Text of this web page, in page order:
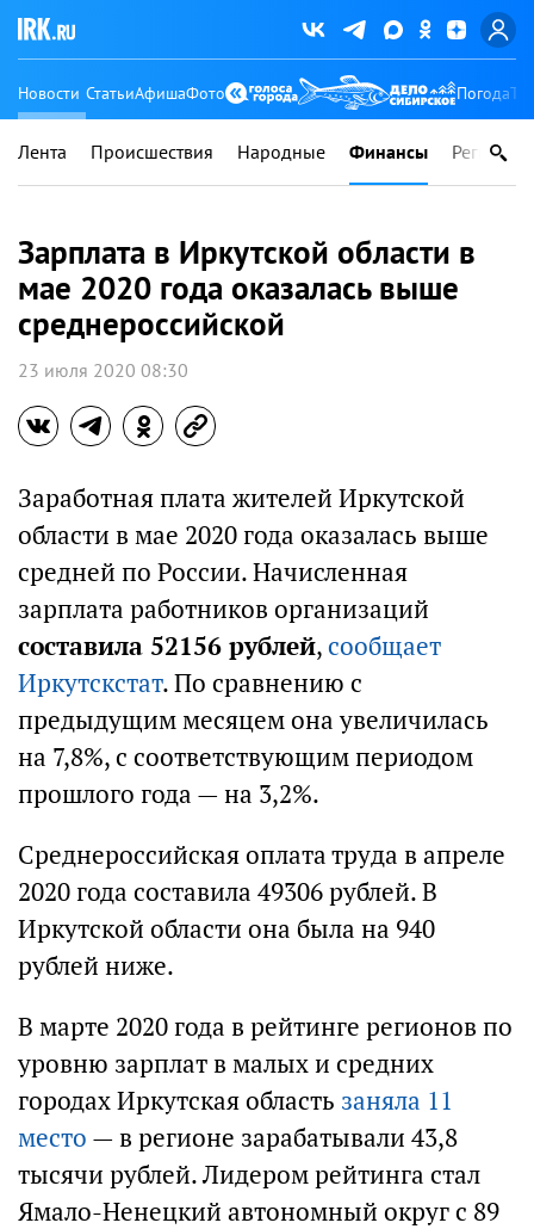
Новости СтатьиАфишаФото Погода
Лента Происшествия Народные Финансы Регионы
Зарплата в Иркутской области в
мае 2020 года оказалась выше
среднероссийской
23 июля 2020 08:30
Заработная плата жителей Иркутской
области в мае 2020 года оказалась выше
средней по России. Начисленная
зарплата работников организаций
составила 52156 рублей,сообщает
Иркутскстат. По сравнению с
предыдущим месяцем она увеличилась
на 7,8%, с соответствующим периодом
прошлого года — на 3,2%.
Среднероссийская оплата труда в апреле
2020 года составила 49306 рублей. В
Иркутской области она была на 940
рублей ниже.
В марте 2020 года в рейтинге регионов по
уровню зарплат в малых и средних
городах Иркутская область заняла 11
место — в регионе зарабатывали 43,8
тысячи рублей. Лидером рейтинга стал
Ямало-Ненецкий автономный округ с 89